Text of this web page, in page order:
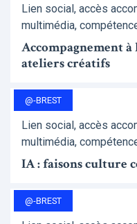
Lien social, accès
multimédia,
Accompagnement
ateliers créatifs
@-BREST
Lien social, accès
multimédia,
IA : faisons culture
@-BREST